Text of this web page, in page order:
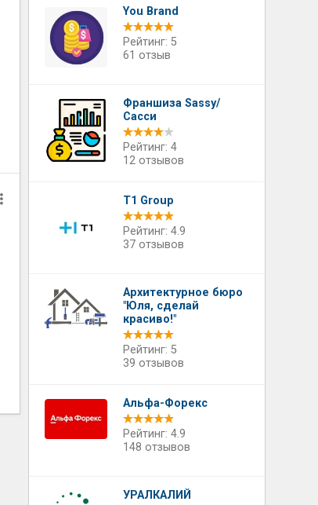
You Brand
Рейтинг: 5
61 отзыв
Франшиза Sassy/
Сасси
Рейтинг: 4
12 отзывов
T1 Group
Рейтинг: 4.9
37 отзывов
​Архитектурное бюро
"Юля, сделай
красиво!"
Рейтинг: 5
39 отзывов
Альфа-Форекс
Рейтинг: 4.9
148 отзывов
УРАЛКАЛИЙ